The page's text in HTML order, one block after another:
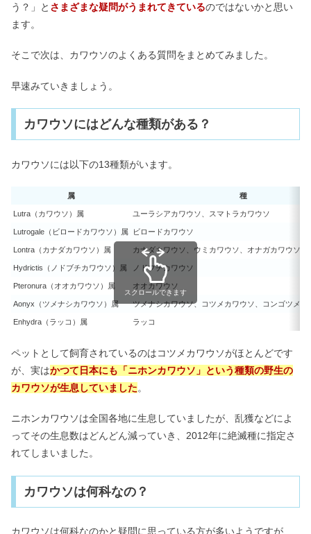
う？」と さまざまな疑問がうまれてきているのではないかと思い
ます。
そこで次は、カワウソのよくある質問をまとめてみました。
早速みていきましょう。
カワウソにはどんな種類がある？
カワウソには以下の13種類がいます。
属 種
Lutra（カワウソ）属 ユーラシアカワウソ、スマトラカワウソ
Lutrogale（ビロードカワウソ）属 ビロードカワウソ
Lontra（カナダカワウソ）属 カナダカワウソ、ウミカワウソ、オナガカワウソ、
Hydrictis（ノドブチカワウソ）属 ノドブチカワウソ
Pteronura（オオカワウソ）属 オオカワウソ
Aonyx（ツメナシカワウソ）属 ツメナシカワウソ、コツメカワウソ、コンゴツメナ
Enhydra（ラッコ）属 ラッコ
スクロールできます
ペットとして飼育されているのはコツメカワウソがほとんどです
が、実はかつて日本にも「ニホンカワウソ」という種類の野生の
カワウソが生息していました。
ニホンカワウソは全国各地に生息していましたが、乱獲などによ
ってその生息数はどんどん減っていき、2012年に絶滅種に指定さ
れてしまいました。
カワウソは何科なの？
カワウソは何科なのかと疑問に思っている方が多いようですが、